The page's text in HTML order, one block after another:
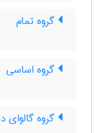
گروه تمام
گروه اساسی
گروه گالوای